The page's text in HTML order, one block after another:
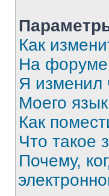
Как
На форуме
Я изменил
Моего
Как
Что такое
Почему,